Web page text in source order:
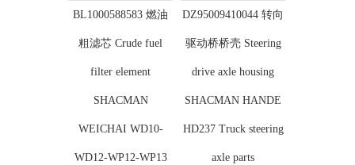
BL1000588583 燃油
粗滤芯 Crude fuel
filter element
SHACMAN
WEICHAI WD10-
WD12-WP12-WP13
DZ95009410044 转向
驱动桥桥壳 Steering
drive axle housing
SHACMAN HANDE
HD237 Truck steering
axle parts